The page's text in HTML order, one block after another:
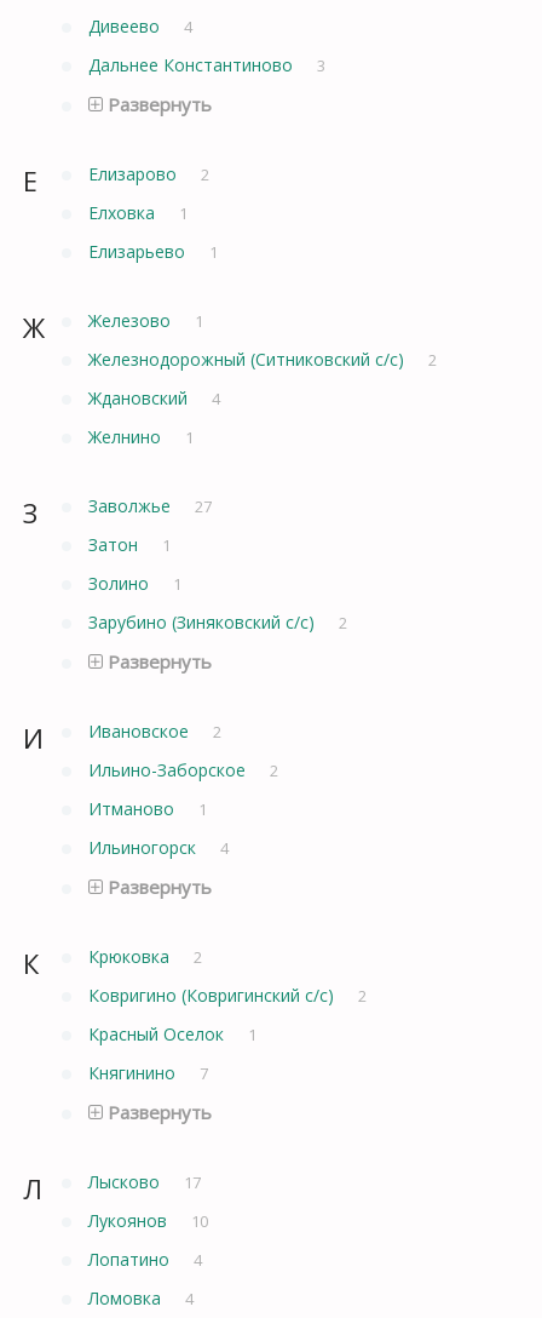
Дивеево 4
Дальнее Константиново 3
Развернуть
Е Елизарово 2
Елховка 1
Елизарьево 1
Ж Железово 1
Железнодорожный (Ситниковский с/с) 2
Ждановский 4
Желнино 1
З Заволжье 27
Затон 1
Золино 1
Зарубино (Зиняковский с/с) 2
Развернуть
И Ивановское 2
Ильино-Заборское 2
Итманово 1
Ильиногорск 4
Развернуть
К Крюковка 2
Ковригино (Ковригинский с/с) 2
Красный Оселок 1
Княгинино 7
Развернуть
Л Лысково 17
Лукоянов 10
Лопатино 4
Ломовка 4